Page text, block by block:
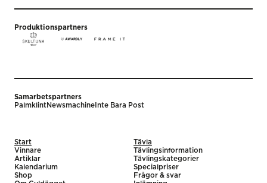
Produktionspartners
Samarbetspartners
PalmklintNewsmachine Inte Bara Post
Start
Vinnare
Artiklar
Kalendarium
Shop
Tävla
Tävlingsinformation
Tävlingskategorier
Specialpriser
Frågor & svar